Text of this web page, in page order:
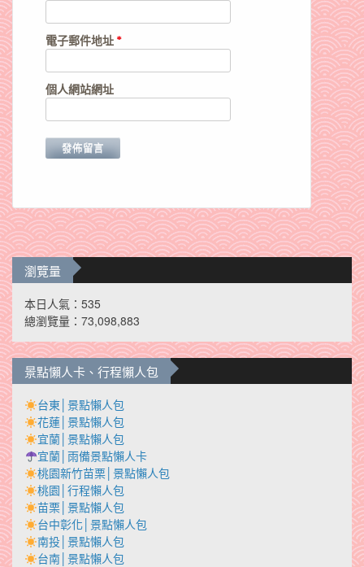
電子郵件地址 *
個人網站網址
瀏覽量
本日人氣：535
總瀏覽量：73,098,883
景點懶人卡、行程懶人包
台東│景點懶人包
花蓮│景點懶人包
宜蘭│景點懶人包
宜蘭│雨備景點懶人卡
桃園新竹苗栗│景點懶人包
桃園│行程懶人包
苗栗│景點懶人包
台中彰化│景點懶人包
南投│景點懶人包
台南│景點懶人包